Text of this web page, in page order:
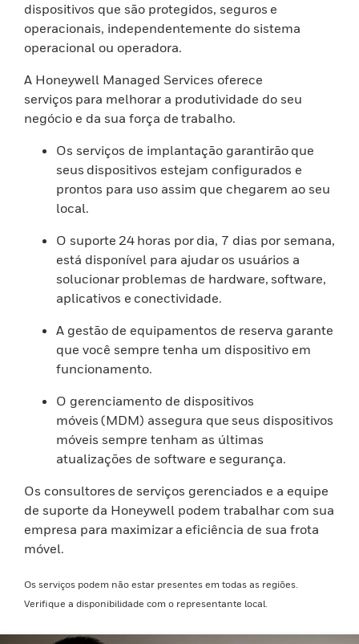
dispositivos que são protegidos, seguros e
operacionais, independentemente do sistema
operacional ou operadora.
A Honeywell Managed Services oferece
serviços para melhorar a produtividade do seu
negócio e da sua força de trabalho.
Os serviços de implantação garantirão que
seus dispositivos estejam configurados e
prontos para uso assim que chegarem ao seu
local.
O suporte 24 horas por dia, 7 dias por semana,
está disponível para ajudar os usuários a
solucionar problemas de hardware, software,
aplicativos e conectividade.
A gestão de equipamentos de reserva garante
que você sempre tenha um dispositivo em
funcionamento.
O gerenciamento de dispositivos
móveis (MDM) assegura que seus dispositivos
móveis sempre tenham as últimas
atualizações de software e segurança.
Os consultores de serviços gerenciados e a equipe
de suporte da Honeywell podem trabalhar com sua
empresa para maximizar a eficiência de sua frota
móvel.
Os serviços podem não estar presentes em todas as regiões.
Verifique a disponibilidade com o representante local.